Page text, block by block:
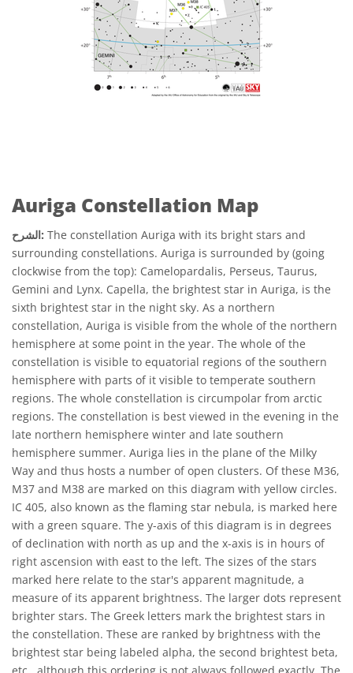
Auriga Constellation Map
الشرح: The constellation Auriga with its bright stars and
surrounding constellations. Auriga is surrounded by (going
clockwise from the top): Camelopardalis, Perseus, Taurus,
Gemini and Lynx. Capella, the brightest star in Auriga, is the
sixth brightest star in the night sky. As a northern
constellation, Auriga is visible from the whole of the northern
hemisphere at some point in the year. The whole of the
constellation is visible to equatorial regions of the southern
hemisphere with parts of it visible to temperate southern
regions. The whole constellation is circumpolar from arctic
regions. The constellation is best viewed in the evening in the
late northern hemisphere winter and late southern
hemisphere summer. Auriga lies in the plane of the Milky
Way and thus hosts a number of open clusters. Of these M36,
M37 and M38 are marked on this diagram with yellow circles.
IC 405, also known as the flaming star nebula, is marked here
with a green square. The y-axis of this diagram is in degrees
of declination with north as up and the x-axis is in hours of
right ascension with east to the left. The sizes of the stars
marked here relate to the star's apparent magnitude, a
measure of its apparent brightness. The larger dots represent
brighter stars. The Greek letters mark the brightest stars in
the constellation. These are ranked by brightness with the
brightest star being labeled alpha, the second brightest beta,